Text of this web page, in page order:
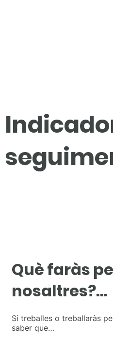
Què faràs
nosaltres?…
Si treballes o treballaràs
saber que…